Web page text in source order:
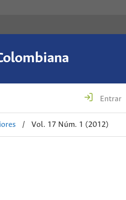
Entrar
/ Vol. 17 Núm. 1 (2012)